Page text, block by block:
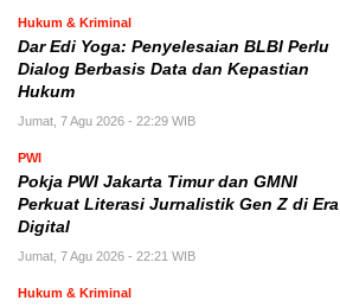
Hukum & Kriminal
Dar Edi Yoga: Penyelesaian BLBI Perlu
Dialog Berbasis Data dan Kepastian
Hukum
Jumat, 7 Agu 2026 - 22:29 WIB
PWI
Pokja PWI Jakarta Timur dan GMNI
Perkuat Literasi Jurnalistik Gen Z di Era
Digital
Jumat, 7 Agu 2026 - 22:21 WIB
Hukum & Kriminal